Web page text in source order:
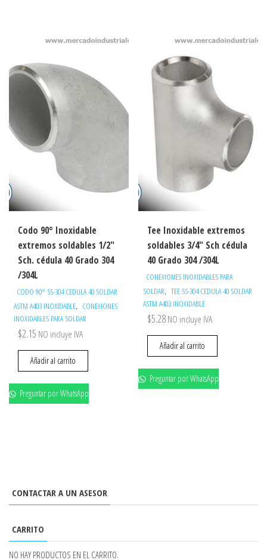
Codo 90° Inoxidable
extremos soldables 1/2″
Sch. cédula 40 Grado 304
/304L
CODO 90° SS-304 CEDULA 40 SOLDAR
ASTM A403 INOXIDABLE, CONEXIONES
INOXIDABLES PARA SOLDAR
$2.15 NO incluye IVA
Añadir al carrito
Preguntar por WhatsApp
Tee Inoxidable extremos
soldables 3/4″ Sch cédula
40 Grado 304 /304L
CONEXIONES INOXIDABLES PARA
SOLDAR, TEE SS-304 CEDULA 40 SOLDAR
ASTM A403 INOXIDABLE
$5.28 NO incluye IVA
Añadir al carrito
Preguntar por WhatsApp
CONTACTAR A UN ASESOR
CARRITO
NO HAY PRODUCTOS EN EL CARRITO.